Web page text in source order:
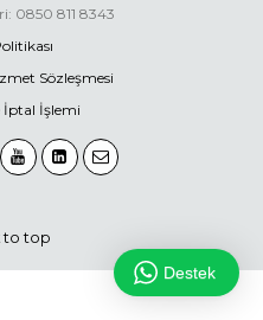
0850 811 8343
Sözleşmesi
İptal İşlemi
to top
Destek